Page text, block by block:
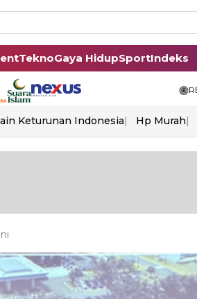
TeknoGaya HidupSportIndeks
Keturunan Indonesia Hp Murah